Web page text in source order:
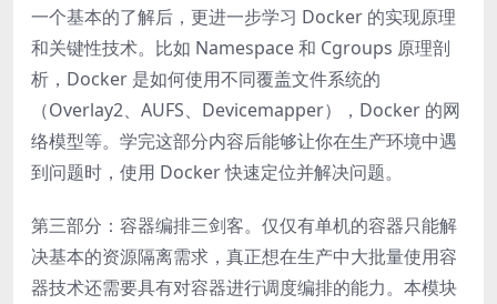
一个基本的了解后，更进一步学习 Docker 的实现原理
和关键性技术。比如 Namespace 和 Cgroups 原理剖
析，Docker 是如何使用不同覆盖文件系统的
（Overlay2、AUFS、Devicemapper），Docker 的网
络模型等。学完这部分内容后能够让你在生产环境中遇
到问题时，使用 Docker 快速定位并解决问题。
第三部分：容器编排三剑客。仅仅有单机的容器只能解
决基本的资源隔离需求，真正想在生产中大批量使用容
器技术还需要具有对容器进行调度编排的能力。本模块